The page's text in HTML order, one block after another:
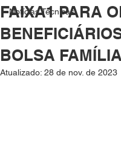
Notícias Técnicas
FAIXA1 PARA
BOLSA FAMÍLIA
Atualizado: 28 de nov. de 2023